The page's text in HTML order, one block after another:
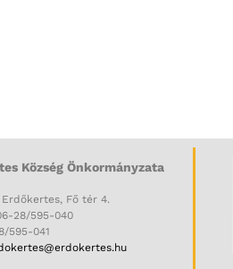
Község Önkormányzata
Erdőkertes, Fő tér 4.
28/595-040
595-041